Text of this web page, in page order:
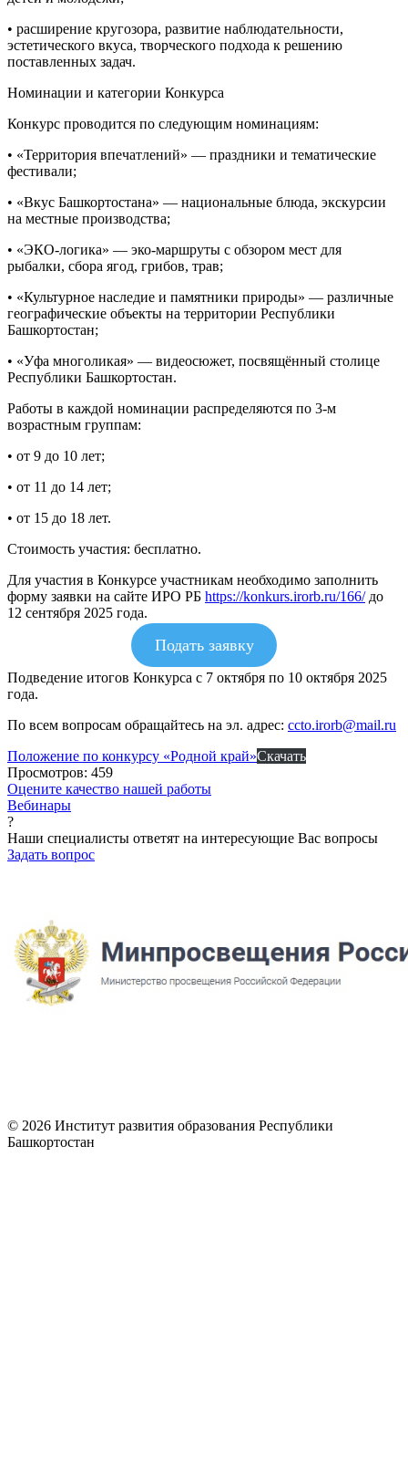
• расширение кругозора, развитие наблюдательности,
эстетического вкуса, творческого подхода к решению
поставленных задач.
Номинации и категории Конкурса
Конкурс проводится по следующим номинациям:
• «Территория впечатлений» — праздники и тематические
фестивали;
• «Вкус Башкортостана» — национальные блюда, экскурсии
на местные производства;
• «ЭКО-логика» — эко-маршруты с обзором мест для
рыбалки, сбора ягод, грибов, трав;
• «Культурное наследие и памятники природы» — различные
географические объекты на территории Республики
Башкортостан;
• «Уфа многоликая» — видеосюжет, посвящённый столице
Республики Башкортостан.
Работы в каждой номинации распределяются по 3-м
возрастным группам:
• от 9 до 10 лет;
• от 11 до 14 лет;
• от 15 до 18 лет.
Стоимость участия: бесплатно.
Для участия в Конкурсе участникам необходимо заполнить
форму заявки на сайте ИРО РБ https://konkurs.irorb.ru/166/до
12 сентября 2025 года.
Подать заявку
Подведение итогов Конкурса с 7 октября по 10 октября 2025
года.
По всем вопросам обращайтесь на эл. адрес: ccto.irorb@mail.ru
Положение по конкурсу «Родной край»Скачать
Просмотров: 459
Оцените качество нашей работы
Вебинары
?
Наши специалисты ответят на интересующие Вас вопросы
Задать вопрос
© 2026 Институт развития образования Республики
Башкортостан